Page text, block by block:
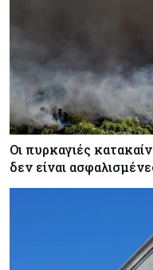
Οι πυρκαγιές
δεν είναι